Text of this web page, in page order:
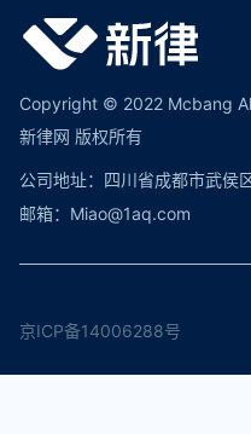
Copyright © 2022 Mcbang
新律网 版权所有
公司地址：四川省成都市武侯
邮箱：Miao@1aq.com
京ICP备14006288号